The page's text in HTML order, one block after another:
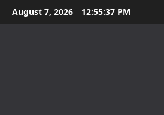
Skip
to
August 7, 2026 12:55:37 PM